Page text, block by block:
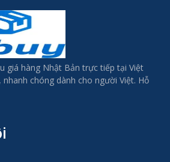
giá hàng Nhật Bản trực tiếp tại Việt
chóng dành cho người Việt. Hỗ